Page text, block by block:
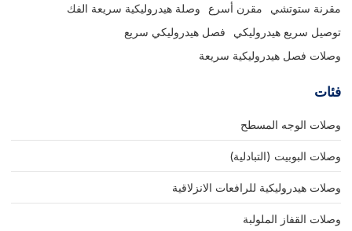
مقرنة ستوتشي مقرن أسرع
وصلة هيدروليكية سريعة الفك
توصيل سريع هيدروليكي
فصل هيدروليكي سريع
وصلات فصل هيدروليكية سريعة
فئات
وصلات الوجه المسطح
وصلات البوبيت (التبادلية)
وصلات هيدروليكية للرافعات الانزلاقية
وصلات القفاز الملولبة